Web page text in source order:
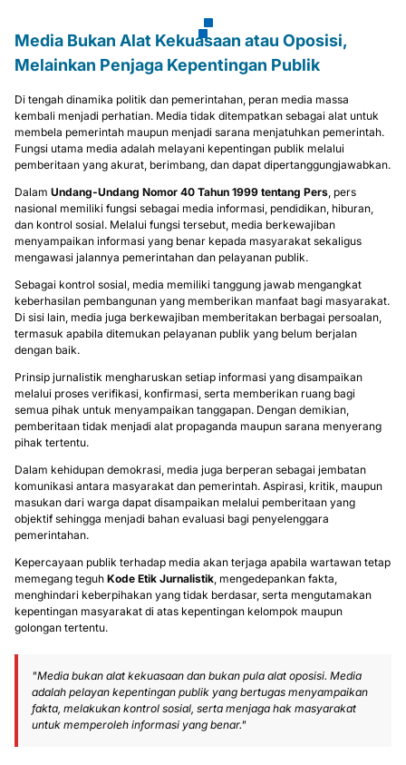
Media Bukan Alat Kekuasaan atau Oposisi,
Melainkan Penjaga Kepentingan Publik
Di tengah dinamika politik dan pemerintahan, peran media massa
kembali menjadi perhatian. Media tidak ditempatkan sebagai alat untuk
membela pemerintah maupun menjadi sarana menjatuhkan pemerintah.
Fungsi utama media adalah melayani kepentingan publik melalui
pemberitaan yang akurat, berimbang, dan dapat dipertanggungjawabkan.
Dalam Undang-Undang Nomor 40 Tahun 1999 tentang Pers, pers
nasional memiliki fungsi sebagai media informasi, pendidikan, hiburan,
dan kontrol sosial. Melalui fungsi tersebut, media berkewajiban
menyampaikan informasi yang benar kepada masyarakat sekaligus
mengawasi jalannya pemerintahan dan pelayanan publik.
Sebagai kontrol sosial, media memiliki tanggung jawab mengangkat
keberhasilan pembangunan yang memberikan manfaat bagi masyarakat.
Di sisi lain, media juga berkewajiban memberitakan berbagai persoalan,
termasuk apabila ditemukan pelayanan publik yang belum berjalan
dengan baik.
Prinsip jurnalistik mengharuskan setiap informasi yang disampaikan
melalui proses verifikasi, konfirmasi, serta memberikan ruang bagi
semua pihak untuk menyampaikan tanggapan. Dengan demikian,
pemberitaan tidak menjadi alat propaganda maupun sarana menyerang
pihak tertentu.
Dalam kehidupan demokrasi, media juga berperan sebagai jembatan
komunikasi antara masyarakat dan pemerintah. Aspirasi, kritik, maupun
masukan dari warga dapat disampaikan melalui pemberitaan yang
objektif sehingga menjadi bahan evaluasi bagi penyelenggara
pemerintahan.
Kepercayaan publik terhadap media akan terjaga apabila wartawan tetap
memegang teguh Kode Etik Jurnalistik, mengedepankan fakta,
menghindari keberpihakan yang tidak berdasar, serta mengutamakan
kepentingan masyarakat di atas kepentingan kelompok maupun
golongan tertentu.
"Media bukan alat kekuasaan dan bukan pula alat oposisi. Media
adalah pelayan kepentingan publik yang bertugas menyampaikan
fakta, melakukan kontrol sosial, serta menjaga hak masyarakat
untuk memperoleh informasi yang benar."